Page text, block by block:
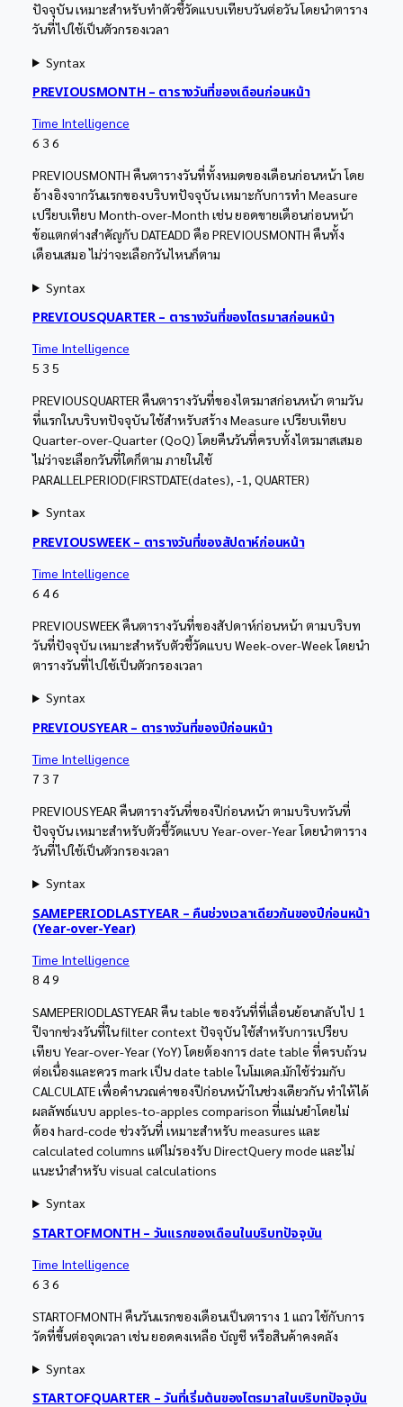
ปัจจุบัน เหมาะสำหรับทำตัวชี้วัดแบบเทียบวันต่อวัน โดยนำตาราง
วันที่ไปใช้เป็นตัวกรองเวลา
Syntax
PREVIOUSMONTH – ตารางวันที่ของเดือนก่อนหน้า
Time Intelligence
6 3 6
PREVIOUSMONTH คืนตารางวันที่ทั้งหมดของเดือนก่อนหน้า โดย
อ้างอิงจากวันแรกของบริบทปัจจุบัน เหมาะกับการทำ Measure
เปรียบเทียบ Month-over-Month เช่น ยอดขายเดือนก่อนหน้า
ข้อแตกต่างสำคัญกับ DATEADD คือ PREVIOUSMONTH คืนทั้ง
เดือนเสมอ ไม่ว่าจะเลือกวันไหนก็ตาม
Syntax
PREVIOUSQUARTER – ตารางวันที่ของไตรมาสก่อนหน้า
Time Intelligence
5 3 5
PREVIOUSQUARTER คืนตารางวันที่ของไตรมาสก่อนหน้า ตามวัน
ที่แรกในบริบทปัจจุบัน ใช้สำหรับสร้าง Measure เปรียบเทียบ
Quarter-over-Quarter (QoQ) โดยคืนวันที่ครบทั้งไตรมาสเสมอ
ไม่ว่าจะเลือกวันที่ใดก็ตาม ภายในใช้
PARALLELPERIOD(FIRSTDATE(dates), -1, QUARTER)
Syntax
PREVIOUSWEEK – ตารางวันที่ของสัปดาห์ก่อนหน้า
Time Intelligence
6 46
PREVIOUSWEEK คืนตารางวันที่ของสัปดาห์ก่อนหน้า ตามบริบท
วันที่ปัจจุบัน เหมาะสำหรับตัวชี้วัดแบบ Week-over-Week โดยนำ
ตารางวันที่ไปใช้เป็นตัวกรองเวลา
Syntax
PREVIOUSYEAR – ตารางวันที่ของปีก่อนหน้า
Time Intelligence
7 3 7
PREVIOUSYEAR คืนตารางวันที่ของปีก่อนหน้า ตามบริบทวันที่
ปัจจุบัน เหมาะสำหรับตัวชี้วัดแบบ Year-over-Year โดยนำตาราง
วันที่ไปใช้เป็นตัวกรองเวลา
Syntax
SAMEPERIODLASTYEAR – คืนช่วงเวลาเดียวกันของปีก่อนหน้า
(Year-over-Year)
Time Intelligence
8 49
SAMEPERIODLASTYEAR คืน table ของวันที่ที่เลื่อนย้อนกลับไป 1
ปีจากช่วงวันที่ใน filter context ปัจจุบัน ใช้สำหรับการเปรียบ
เทียบ Year-over-Year (YoY) โดยต้องการ date table ที่ครบถ้วน
ต่อเนื่องและควร mark เป็น date table ในโมเดล.มักใช้ร่วมกับ
CALCULATE เพื่อคำนวณค่าของปีก่อนหน้าในช่วงเดียวกัน ทำให้ได้
ผลลัพธ์แบบ apples-to-apples comparison ที่แม่นยำโดยไม่
ต้อง hard-code ช่วงวันที่ เหมาะสำหรับ measures และ
calculated columns แต่ไม่รองรับ DirectQuery mode และไม่
แนะนำสำหรับ visual calculations
Syntax
STARTOFMONTH – วันแรกของเดือนในบริบทปัจจุบัน
Time Intelligence
6 3 6
STARTOFMONTH คืนวันแรกของเดือนเป็นตาราง 1 แถว ใช้กับการ
วัดที่ขึ้นต่อจุดเวลา เช่น ยอดคงเหลือ บัญชี หรือสินค้าคงคลัง
Syntax
STARTOFQUARTER – วันที่เริ่มต้นของไตรมาสในบริบทปัจจุบัน